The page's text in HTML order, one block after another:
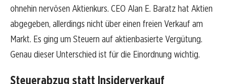
ohnehin nervösen Aktienkurs. CEO Alan E. Baratz hat Aktien
abgegeben, allerdings nicht über einen freien Verkauf am
Markt. Es ging um Steuern auf aktienbasierte Vergütung.
Genau dieser Unterschied ist für die Einordnung wichtig.
Steuerabzug statt Insiderverkauf